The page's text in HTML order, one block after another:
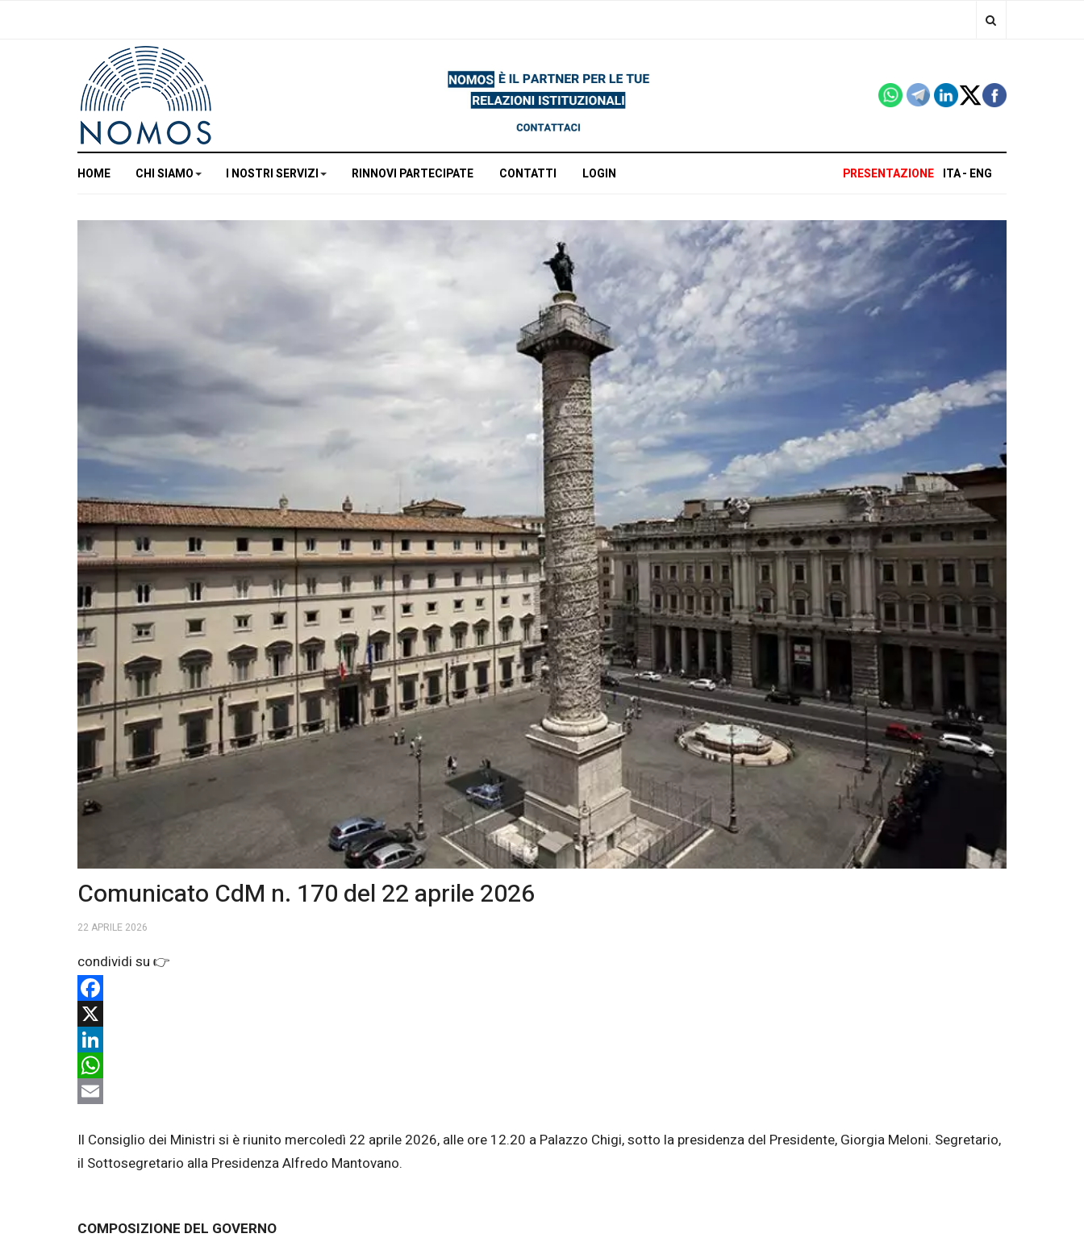
HOME CHI SIAMO I NOSTRI SERVIZI RINNOVI PARTECIPATE CONTATTI LOGIN PRESENTAZIONE ITA ENG
Comunicato CdM n. 170 del 22 aprile 2026
22 APRILE 2026
Facebook
X
LinkedIn
WhatsApp
Il Consiglio dei Ministri si è riunito mercoledì 22 aprile 2026, alle ore 12.20 a Palazzo Chigi, sotto la presidenza del Presidente, Giorgia Meloni. Segretario,
il Sottosegretario alla Presidenza Alfredo Mantovano.
COMPOSIZIONE DEL GOVERNO